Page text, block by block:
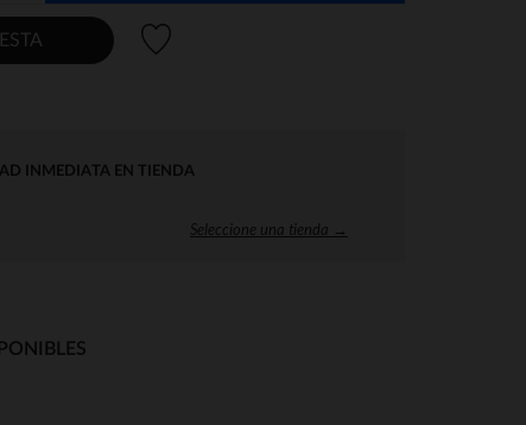
INMEDIATA EN TIENDA
Seleccione una tienda →